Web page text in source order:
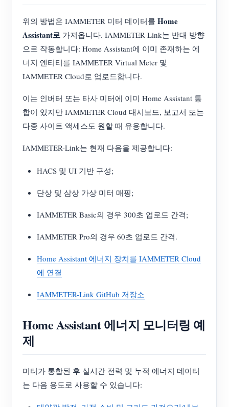
위의 방법은 IAMMETER 미터 데이터를 Home
Assistant로 가져옵니다. IAMMETER-Link는 반대 방향
으로 작동합니다: Home Assistant에 이미 존재하는 에
너지 엔티티를 IAMMETER Virtual Meter 및
IAMMETER Cloud로 업로드합니다.
이는 인버터 또는 타사 미터에 이미 Home Assistant 통
합이 있지만 IAMMETER Cloud 대시보드, 보고서 또는
다중 사이트 액세스도 원할 때 유용합니다.
IAMMETER-Link는 현재 다음을 제공합니다:
HACS 및 UI 기반 구성;
단상 및 삼상 가상 미터 매핑;
IAMMETER Basic의 경우 300초 업로드 간격;
IAMMETER Pro의 경우 60초 업로드 간격.
Home Assistant 에너지 장치를 IAMMETER Cloud
에 연결
IAMMETER-Link GitHub 저장소
Home Assistant 에너지 모니터링 예
제
미터가 통합된 후 실시간 전력 및 누적 에너지 데이터
는 다음 용도로 사용할 수 있습니다: